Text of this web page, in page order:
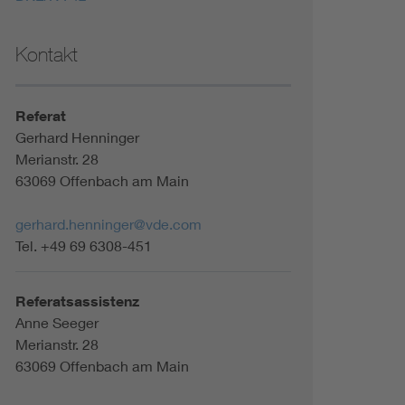
Kontakt
Referat
Gerhard Henninger
Merianstr. 28
63069 Offenbach am Main
gerhard.henninger@vde.com
Tel. +49 69 6308-451
Referatsassistenz
Anne Seeger
Merianstr. 28
63069 Offenbach am Main